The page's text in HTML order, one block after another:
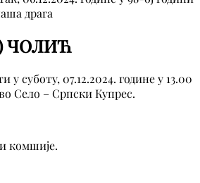
драга
ЧОЛИЋ
у суботу, 07.12.2024. године у 13.00
Село – Српски Купрес.
комшије.